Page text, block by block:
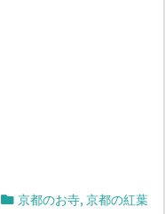
京都のお寺,京都の紅葉